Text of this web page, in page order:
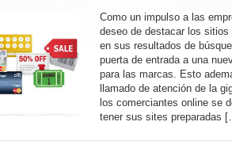
Como un impulso a las
deseo de destacar los
en sus resultados de
puerta de entrada a una
para las marcas. Esto
llamado de atención de la
los comerciantes online se
tener sus sites preparadas